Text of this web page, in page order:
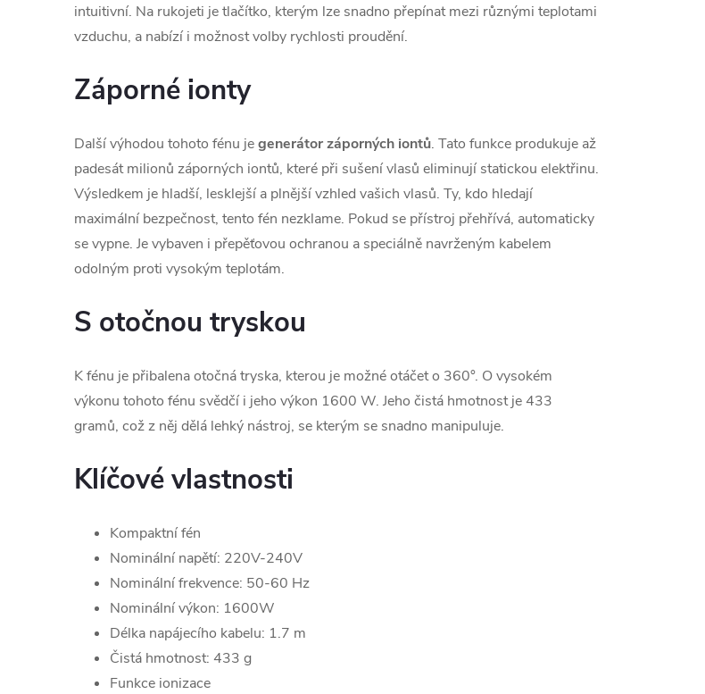
intuitivní. Na rukojeti je tlačítko, kterým lze snadno přepínat mezi různými teplotami
vzduchu, a nabízí i možnost volby rychlosti proudění.
Záporné ionty
Další výhodou tohoto fénu jegenerátor záporných iontů. Tato funkce produkuje až
padesát milionů záporných iontů, které při sušení vlasů eliminují statickou elektřinu.
Výsledkem je hladší, lesklejší a plnější vzhled vašich vlasů. Ty, kdo hledají
maximální bezpečnost, tento fén nezklame. Pokud se přístroj přehřívá, automaticky
se vypne. Je vybaven i přepěťovou ochranou a speciálně navrženým kabelem
odolným proti vysokým teplotám.
S otočnou tryskou
K fénu je přibalena otočná tryska, kterou je možné otáčet o 360°. O vysokém
výkonu tohoto fénu svědčí i jeho výkon 1600 W. Jeho čistá hmotnost je 433
gramů, což z něj dělá lehký nástroj, se kterým se snadno manipuluje.
Klíčové vlastnosti
Kompaktní fén
Nominální napětí: 220V-240V
Nominální frekvence: 50-60 Hz
Nominální výkon: 1600W
Délka napájecího kabelu: 1.7 m
Čistá hmotnost: 433 g
Funkce ionizace